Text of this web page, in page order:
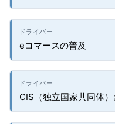
eコマースの普及
CIS（独立国家共同体